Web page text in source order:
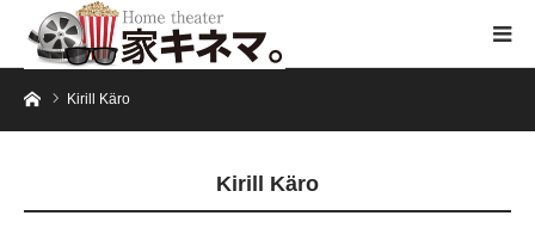
ホームKirill Käro
Kirill Käro